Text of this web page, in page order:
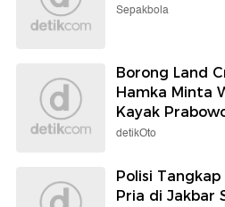
Sepakbola
Borong Land
Hamka Minta
Kayak
detikOto
Polisi
Pria di Jakbar